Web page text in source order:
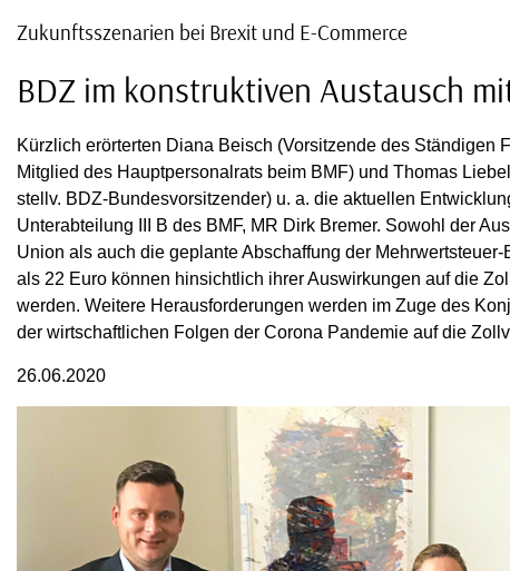
Zukunftsszenarien bei Brexit und E-Commerce
BDZ im konstruktiven Austausch
Kürzlich erörterten Diana Beisch (Vorsitzende des
Mitglied des Hauptpersonalrats beim BMF) und Thomas
stellv. BDZ-Bundesvorsitzender) u. a. die aktuellen
Unterabteilung III B des BMF, MR Dirk Bremer. Sowohl der
Union als auch die geplante Abschaffung der
als 22 Euro können hinsichtlich ihrer Auswirkungen auf die
werden. Weitere Herausforderungen werden im Zuge des
der wirtschaftlichen Folgen der Corona Pandemie auf die
26.06.2020